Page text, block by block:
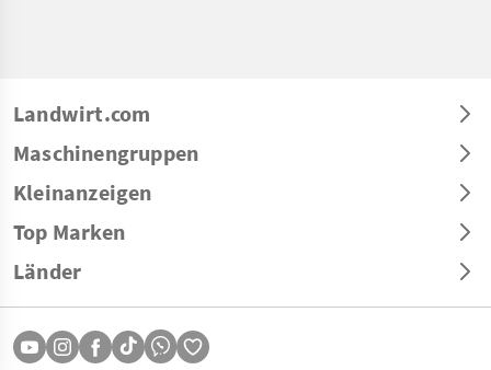
Landwirt.com
Maschinengruppen
Kleinanzeigen
Top Marken
Länder